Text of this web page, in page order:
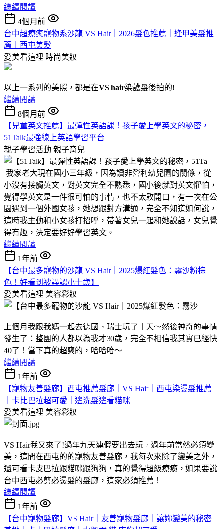
繼續閱讀
4個月前
台中超療癒寵物系沙龍 VS Hair｜2026髮色推薦｜逢甲美髮推
薦｜西屯美髮
愛美看這裡 時尚美妝
以上一系列的美照，都是在VS hair染護髮後拍的!
繼續閱讀
8個月前
【兒童英文推薦】最彈性英語課！孩子愛上學英文的秘密，
51Talk最強線上英語學習平台
親子學習活動 親子育兒
我家老大現在國小三年級，因為讀非營利幼兒園的關係，從
小沒有接觸英文，對英文完全不熟悉，國小後就對英文懼怕，
覺得學英文是一件很可怕的事情，也不太敢開口，有一次在公
園遇到一個外國女孩，她想跟對方溝通，完全不知道如何說，
這時我主動和小女孩打招呼，帶著女兒一起和她說話，女兒覺
得有趣，決定要好好學習英文。
繼續閱讀
1年前
【台中最多寵物的沙龍 VS Hair｜2025爆紅髮色：霧沙粉棕
色！好看到被誤認小十歲】
愛美看這裡 美容彩妝
上個月我跟我媽一起去德國、瑞士玩了十天～然後神奇的事情
發生了：整團的人都以為我才30歲，完全不相信我其實已經快
40了！當下真的超爽的，哈哈哈～
繼續閱讀
1年前
【寵物友善髮廊】西屯推薦髮廊｜VS Hair｜西屯染燙髮推薦
｜卡比巴拉超可愛｜邊洗髮邊看貓咪
愛美看這裡 美容彩妝
VS Hair我又來了!過年九天連假要出去玩，過年前當然必須變
美，這間在西屯的的寵物友善髮廊，我每次來除了變美之外，
還可看卡皮巴拉跟貓咪跟狗狗，真的覺得超級療癒，如果要說
台中西屯必剪必燙髮的髮廊，這家必須推薦！
繼續閱讀
1年前
【台中寵物髮廊】VS Hair｜友善寵物髮廊｜讓妳變美的秘密